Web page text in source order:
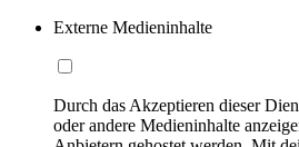
Externe Medieninhalte
Durch das Akzeptieren dieser
oder andere Medieninhalte